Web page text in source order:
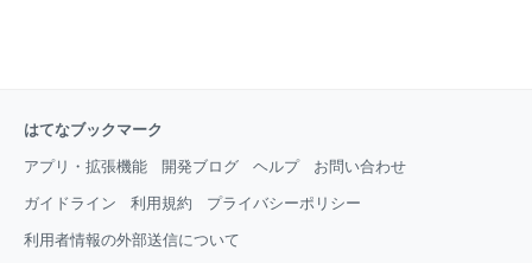
はてなブックマーク
アプリ・拡張機能 開発ブログ ヘルプ お問い合わせ
ガイドライン 利用規約 プライバシーポリシー
利用者情報の外部送信について